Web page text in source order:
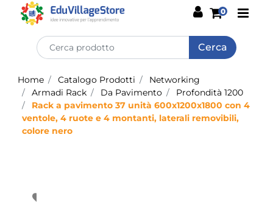
0
Home Catalogo Prodotti
Networking
Armadi Rack
Da Pavimento
Profondità 1200
Rack a pavimento 37 unità 600x1200x1800 con 4
ventole, 4 ruote e 4 montanti, laterali removibili,
colore nero